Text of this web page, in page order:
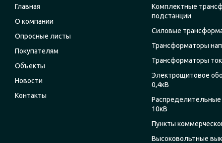
Главная
О компании
Опросные листы
Покупателям
Объекты
Новости
Контакты
Комплектные
подстанции
Силовые
Трансформаторы
Трансформаторы
Электрощитовое
0,4кВ
Распределительные
10кВ
Пункты
Высоковольтные